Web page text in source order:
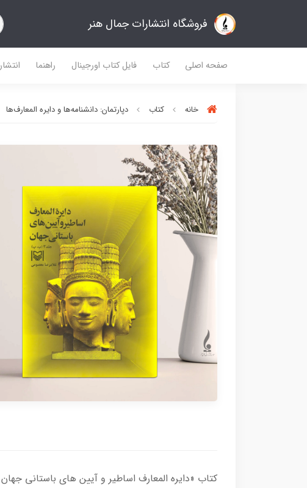
فروشگاه انتشارات جمال هنر
صفحه اصلی کتاب فایل کتاب اورجینال راهنما
خانه کتاب دپارتمان: دانشنامه‌ها و دایره المعارف‌ها
کتاب «دایره المعارف اساطیر و آیین های باستانی